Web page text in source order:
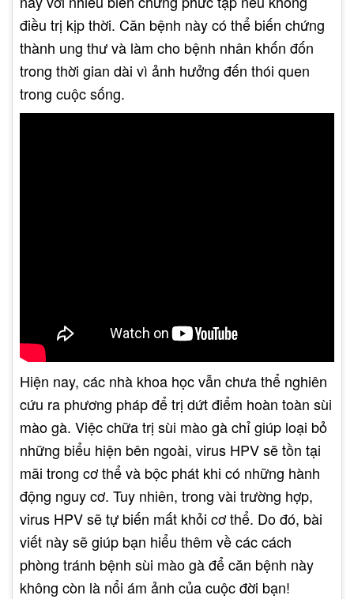
điều trị kịp thời. Căn bệnh này có thể biến chứng
thành ung thư và làm cho bệnh nhân khốn đốn
trong thời gian dài vì ảnh hưởng đến thói quen
trong cuộc sống.
Hiện nay, các nhà khoa học vẫn chưa thể nghiên
cứu ra phương pháp để trị dứt điểm hoàn toàn sùi
mào gà. Việc chữa trị sùi mào gà chỉ giúp loại bỏ
những biểu hiện bên ngoài, virus HPV sẽ tồn tại
mãi trong cơ thể và bộc phát khi có những hành
động nguy cơ. Tuy nhiên, trong vài trường hợp,
virus HPV sẽ tự biến mất khỏi cơ thể. Do đó, bài
viết này sẽ giúp bạn hiểu thêm về các cách
phòng tránh bệnh sùi mào gà để căn bệnh này
không còn là nổi ám ảnh của cuộc đời bạn!